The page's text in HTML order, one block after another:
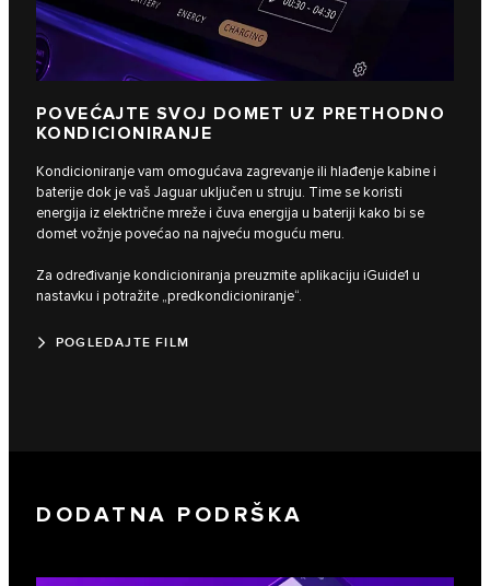
POVEĆAJTE SVOJ DOMET UZ PRETHODNO
KONDICIONIRANJE
Kondicioniranje vam omogućava zagrevanje ili hlađenje kabine i
baterije dok je vaš Jaguar uključen u struju. Time se koristi
energija iz električne mreže i čuva energija u bateriji kako bi se
domet vožnje povećao na najveću moguću meru.
Za određivanje kondicioniranja preuzmite aplikaciju iGuide1 u
nastavku i potražite „predkondicioniranje“.
POGLEDAJTE FILM
DODATNA PODRŠKA